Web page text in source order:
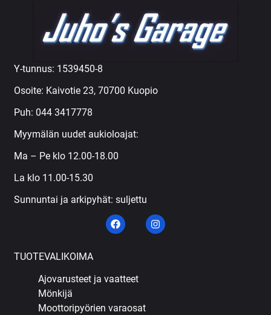
Y-tunnus: 1539450-8
Osoite: Kaivotie 23, 70700 Kuopio
Puh: 044 3417778
Myymälän uudet aukioloajat:
Ma – Pe klo 12.00-18.00
La klo 11.00-15.30
Sunnuntai ja arkipyhät: suljettu
TUOTEVALIKOIMA
Ajovarusteet ja vaatteet
Mönkijä
Moottoripyörien varaosat